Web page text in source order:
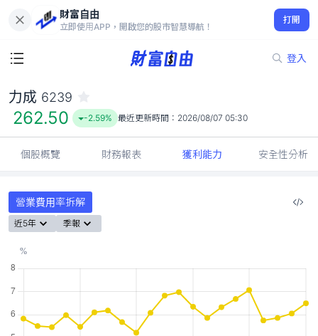
財富自由
立即使用APP，開啟您的股市智慧導航！
打開
登入
262.50
-2.59%
力成 6239
262.50 -2.59% 最近更新時間： 2026/08/07 05:30
個股概覽 財務報表 獲利能力 安全性分析
營業費用率拆解
近5年 季報